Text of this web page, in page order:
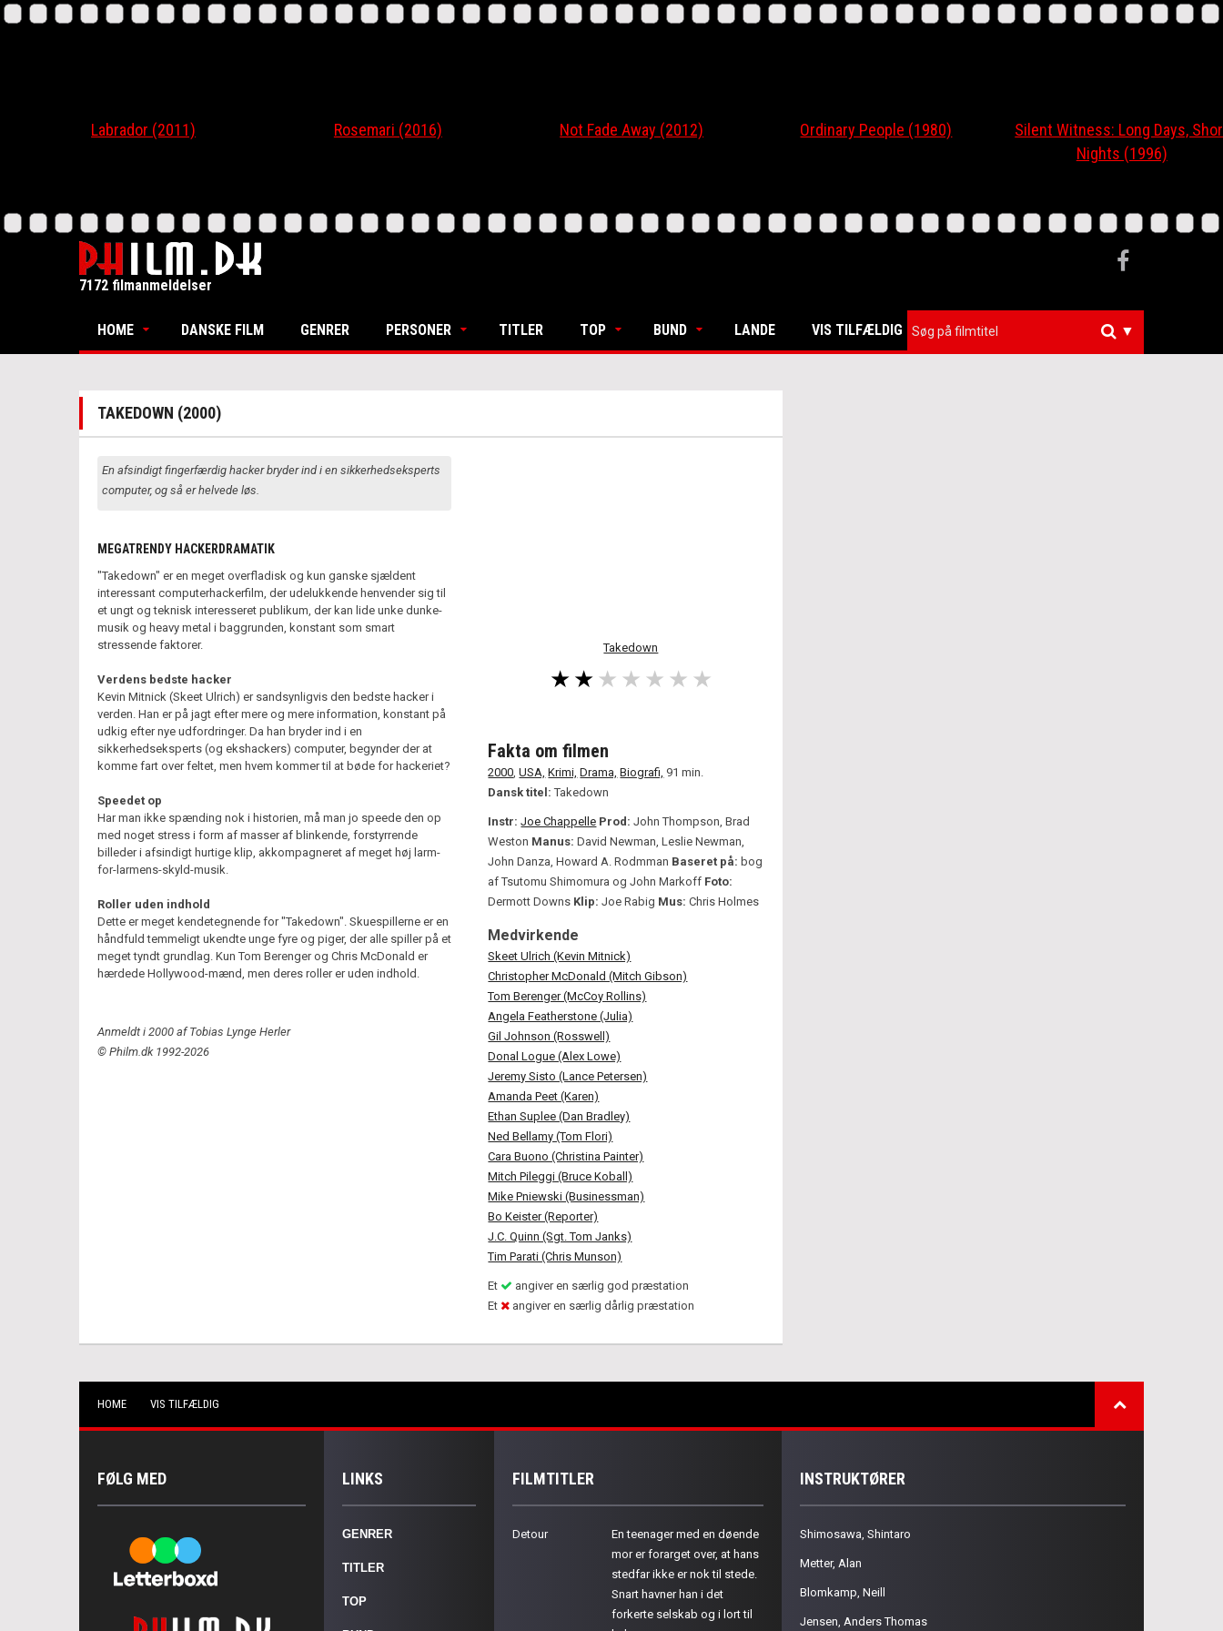
Labrador (2011) Rosemari (2016) Not Fade Away (2012) Ordinary People (1980)
Silent Witness: Long Days, Short
Nights (1996)
7172 filmanmeldelser
HOME DANSKE FILM GENRER PERSONER TITLER TOP BUND LANDE VIS TILFÆLDIG ▼
TAKEDOWN (2000)
Takedown
En afsindigt fingerfærdig hacker bryder ind i en sikkerhedseksperts
computer, og så er helvede løs.
MEGATRENDY HACKERDRAMATIK
"Takedown" er en meget overfladisk og kun ganske sjældent
interessant computerhackerfilm, der udelukkende henvender sig til
et ungt og teknisk interesseret publikum, der kan lide unke dunke-
musik og heavy metal i baggrunden, konstant som smart
stressende faktorer.
Verdens bedste hacker
Kevin Mitnick (Skeet Ulrich) er sandsynligvis den bedste hacker i
verden. Han er på jagt efter mere og mere information, konstant på
udkig efter nye udfordringer. Da han bryder ind i en
sikkerhedseksperts (og ekshackers) computer, begynder der at
komme fart over feltet, men hvem kommer til at bøde for hackeriet?
Speedet op
Har man ikke spænding nok i historien, må man jo speede den op
med noget stress i form af masser af blinkende, forstyrrende
billeder i afsindigt hurtige klip, akkompagneret af meget høj larm-
for-larmens-skyld-musik.
Roller uden indhold
Dette er meget kendetegnende for "Takedown". Skuespillerne er en
håndfuld temmeligt ukendte unge fyre og piger, der alle spiller på et
meget tyndt grundlag. Kun Tom Berenger og Chris McDonald er
hærdede Hollywood-mænd, men deres roller er uden indhold.
Anmeldt i 2000 af Tobias Lynge Herler
© Philm.dk 1992-2026
Fakta om filmen
2000,USA, Krimi, Drama, Biografi, 91 min.
Dansk titel:Takedown
Instr: Joe Chappelle Prod: John Thompson, Brad
Weston Manus: David Newman, Leslie Newman,
John Danza, Howard A. Rodmman Baseret på: bog
af Tsutomu Shimomura og John Markoff Foto:
Dermott Downs Klip: Joe Rabig Mus: Chris Holmes
Medvirkende
Skeet Ulrich (Kevin Mitnick)
Christopher McDonald (Mitch Gibson)
Tom Berenger (McCoy Rollins)
Angela Featherstone (Julia)
Gil Johnson (Rosswell)
Donal Logue (Alex Lowe)
Jeremy Sisto (Lance Petersen)
Amanda Peet (Karen)
Ethan Suplee (Dan Bradley)
Ned Bellamy (Tom Flori)
Cara Buono (Christina Painter)
Mitch Pileggi (Bruce Koball)
Mike Pniewski (Businessman)
Bo Keister (Reporter)
J.C. Quinn (Sgt. Tom Janks)
Tim Parati (Chris Munson)
Et
angiver en særlig god præstation
Et
angiver en særlig dårlig præstation
HOME VIS TILFÆLDIG
FØLG MED LINKS
GENRER
TITLER
TOP
FILMTITLER
Detour
En teenager med en døende
mor er forarget over, at hans
stedfar ikke er nok til stede.
Snart havner han i det
forkerte selskab og i lort til
INSTRUKTØRER
Shimosawa, Shintaro
Metter, Alan
Blomkamp, Neill
Jensen, Anders Thomas